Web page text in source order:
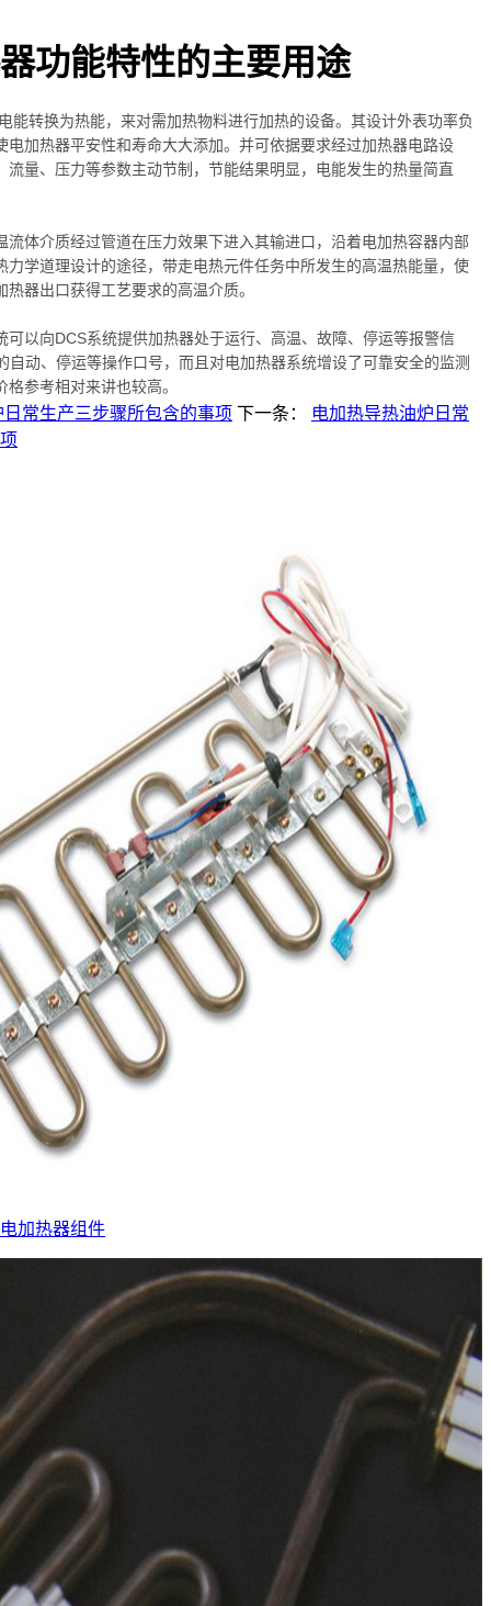
功能特性的主要用途
能转换为热能，来对需加热物料进行加热的设备。其设计外表功率负
电加热器平安性和寿命大大添加。并可依据要求经过加热器电路设
流量、压力等参数主动节制，节能结果明显，电能发生的热量简直
流体介质经过管道在压力效果下进入其输进口，沿着电加热容器内部
力学道理设计的途径，带走电热元件任务中所发生的高温热能量，使
器出口获得工艺要求的高温介质。
可以向DCS系统提供加热器处于运行、高温、故障、停运等报警信
自动、停运等操作口号，而且对电加热器系统增设了可靠安全的监测
参考相对来讲也较高。
常生产三步骤所包含的事项 下一条：
电加热导热油炉日常
加热器组件